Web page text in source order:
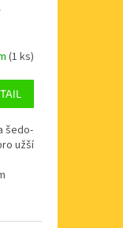
(1 ks)
šedo-
užší